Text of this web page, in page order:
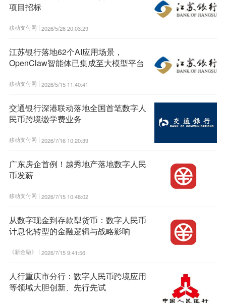
项目招标
移动支付网 | 2026/5/26 20:03:29
江苏银行落地62个AI应用场景，
OpenClaw智能体已集成至大模型平台
移动支付网 | 2026/5/15 11:40:41
交通银行深港联动落地全国首笔数字人
民币跨境缴学费业务
移动支付网 | 2026/7/16 10:20:39
广东房企首例！越秀地产落地数字人民
币发薪
移动支付网 | 2026/7/15 10:48:02
从数字现金到存款型货币：数字人民币
计息化转型的金融逻辑与战略影响
《新金融》 | 2026/7/15 9:41:56
人行重庆市分行：数字人民币跨境应用
等领域大胆创新、先行先试